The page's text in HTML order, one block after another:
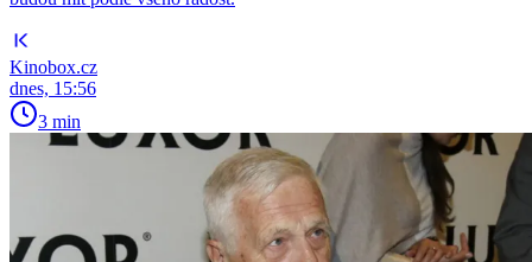
Kinobox.cz
dnes, 15:56
3 min